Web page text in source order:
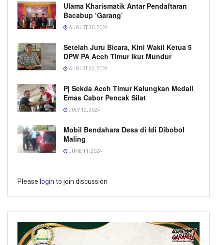
Ulama Kharismatik Antar Pendaftaran
Bacabup ‘Garang’
AUGUST 30, 2024
Setelah Juru Bicara, Kini Wakil Ketua 5
DPW PA Aceh Timur Ikut Mundur
AUGUST 22, 2024
Pj Sekda Aceh Timur Kalungkan Medali
Emas Cabor Pencak Silat
JULY 12, 2024
Mobil Bendahara Desa di Idi Dibobol
Maling
JUNE 11, 2024
Please login to join discussion